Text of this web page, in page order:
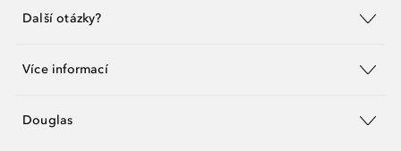
Další otázky?
Více informací
Douglas